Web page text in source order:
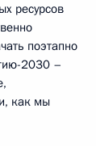
ресурсов
поэтапно
2030 –
как мы